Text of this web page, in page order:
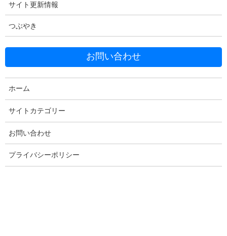
Facebook
Threads Hatena LINE
コメントを残す
メールアドレスが公開されることはありません。
欄は必須項目です
コメント※
サイト更新情報
つぶやき
お問い合わせ
ホーム
サイトカテゴリー
お問い合わせ
プライバシーポリシー